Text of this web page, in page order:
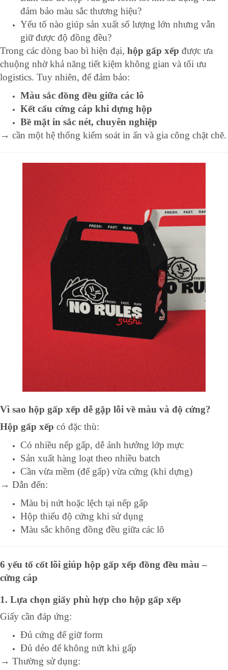
đảm bảo màu sắc thương hiệu?
Yếu tố nào giúp sản xuất số lượng lớn nhưng vẫn
giữ được độ đồng đều?
Trong các dòng bao bì hiện đại, hộp gấp xếp được ưa
chuộng nhờ khả năng tiết kiệm không gian và tối ưu
logistics. Tuy nhiên, để đảm bảo:
Màu sắc đồng đều giữa các lô
Kết cấu cứng cáp khi dựng hộp
Bề mặt in sắc nét, chuyên nghiệp
→ cần một hệ thống kiểm soát in ấn và gia công chặt chẽ.
Vì sao hộp gấp xếp dễ gặp lỗi về màu và độ cứng?
Hộp gấp xếp có đặc thù:
Có nhiều nếp gấp, dễ ảnh hưởng lớp mực
Sản xuất hàng loạt theo nhiều batch
Cần vừa mềm (để gấp) vừa cứng (khi dựng)
→ Dẫn đến:
Màu bị nứt hoặc lệch tại nếp gấp
Hộp thiếu độ cứng khi sử dụng
Màu sắc không đồng đều giữa các lô
6 yếu tố cốt lõi giúp hộp gấp xếp đồng đều màu –
cứng cáp
1. Lựa chọn giấy phù hợp cho hộp gấp xếp
Giấy cần đáp ứng:
Đủ cứng để giữ form
Đủ dẻo để không nứt khi gấp
→ Thường sử dụng: